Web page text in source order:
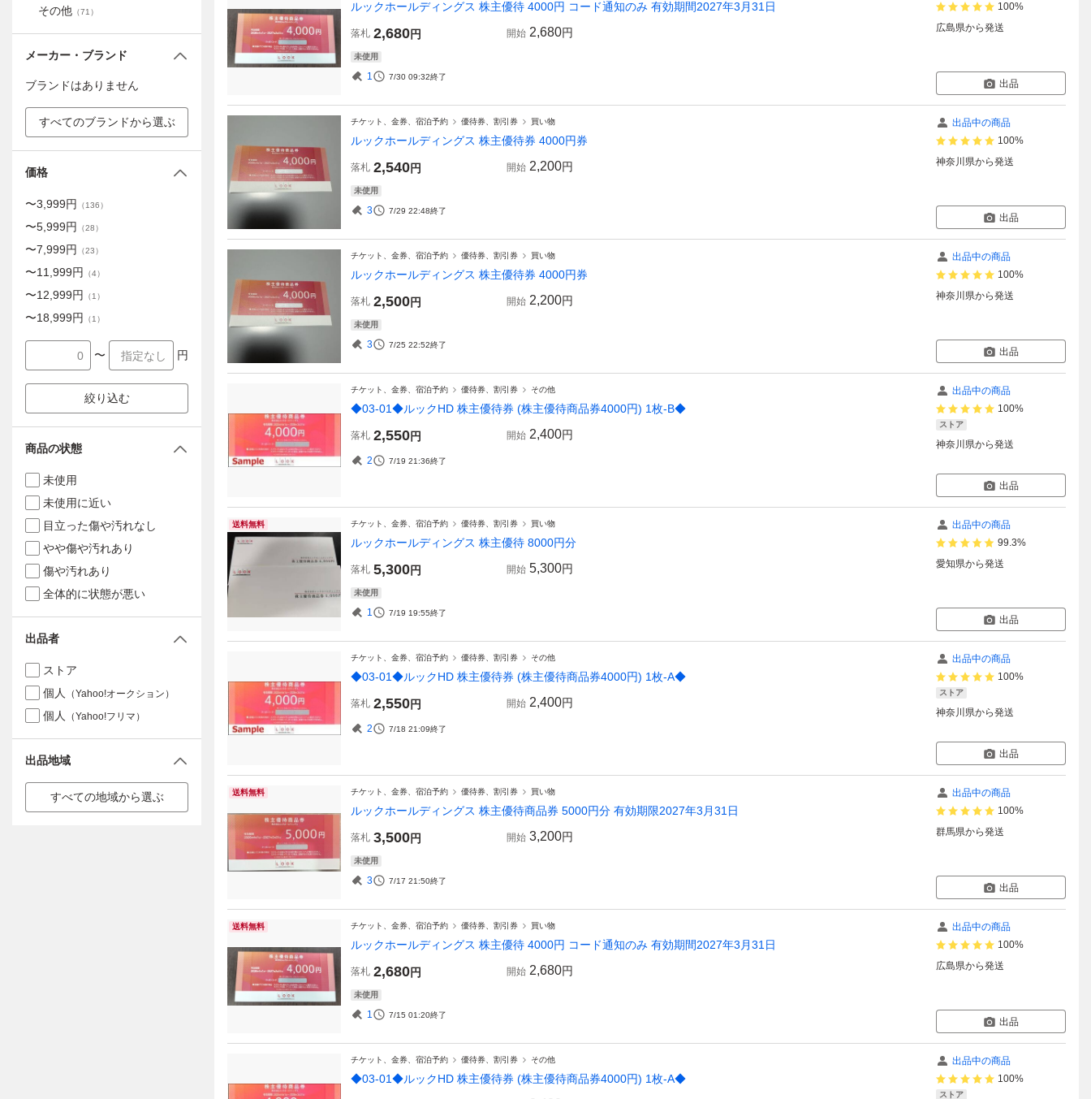
ルックホールディングス 株主優待 4000円 コード通知のみ 有効期間2027年3月31日
落札 2,680円 開始 2,680円
未使用
1 7/30 09:32終了
100%
広島県から発送
出品
チケット、金券、宿泊予約 優待券、割引券 買い物
ルックホールディングス 株主優待券 4000円券
落札 2,540円 開始 2,200円
未使用
3 7/29 22:48終了
出品中の商品
100%
神奈川県から発送
出品
チケット、金券、宿泊予約 優待券、割引券 買い物
ルックホールディングス 株主優待券 4000円券
落札 2,500円 開始 2,200円
未使用
3 7/25 22:52終了
出品中の商品
100%
神奈川県から発送
出品
チケット、金券、宿泊予約 優待券、割引券 その他
◆03-01◆ルックHD 株主優待券 (株主優待商品券4000円) 1枚-B◆
落札 2,550円 開始 2,400円
2 7/19 21:36終了
出品中の商品
100%
ストア
神奈川県から発送
出品
送料無料 チケット、金券、宿泊予約 優待券、割引券 買い物
ルックホールディングス 株主優待 8000円分
落札 5,300円 開始 5,300円
未使用
1 7/19 19:55終了
出品中の商品
99.3%
愛知県から発送
出品
チケット、金券、宿泊予約 優待券、割引券 その他
◆03-01◆ルックHD 株主優待券 (株主優待商品券4000円) 1枚-A◆
落札 2,550円 開始 2,400円
2 7/18 21:09終了
出品中の商品
100%
ストア
神奈川県から発送
出品
送料無料 チケット、金券、宿泊予約 優待券、割引券 買い物
ルックホールディングス 株主優待商品券 5000円分 有効期限2027年3月31日
落札 3,500円 開始 3,200円
未使用
3 7/17 21:50終了
出品中の商品
100%
群馬県から発送
出品
送料無料 チケット、金券、宿泊予約 優待券、割引券 買い物
ルックホールディングス 株主優待 4000円 コード通知のみ 有効期間2027年3月31日
落札 2,680円 開始 2,680円
未使用
1 7/15 01:20終了
出品中の商品
100%
広島県から発送
出品
チケット、金券、宿泊予約 優待券、割引券 その他
◆03-01◆ルックHD 株主優待券 (株主優待商品券4000円) 1枚-A◆
出品中の商品
100%
ストア
その他 （71 ）
メーカー・ブランド
ブランドはありません
すべてのブランドから選ぶ
価格
〜3,999円 （136）
〜5,999円 （28）
〜7,999円 （23）
〜11,999円 （4）
〜12,999円 （1 ）
〜18,999円 （1 ）
〜 円
絞り込む
商品の状態
未使用
未使用に近い
目立った傷や汚れなし
やや傷や汚れあり
傷や汚れあり
全体的に状態が悪い
出品者
ストア
個人
（Yahoo!オークション）
個人 （Yahoo!フリマ）
出品地域
すべての地域から選ぶ